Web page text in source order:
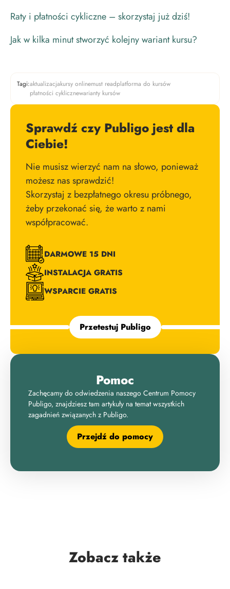
Raty i płatności cykliczne – skorzystaj już dziś!
Jak w kilka minut stworzyć kolejny wariant kursu?
Tagi:aktualizacjakursy onlinemust readplatforma do kursów
płatności cyklicznewarianty kursów
Sprawdź czy Publigo jest dla
Ciebie!
Nie musisz wierzyć nam na słowo, ponieważ
możesz nas sprawdzić!
Skorzystaj z bezpłatnego okresu próbnego,
żeby przekonać się, że warto z nami
współpracować.
DARMOWE 15 DNI
INSTALACJA GRATIS
WSPARCIE GRATIS
Przetestuj Publigo
Pomoc
Zachęcamy do odwiedzenia naszego Centrum Pomocy
Publigo, znajdziesz tam artykuły na temat wszystkich
zagadnień związanych z Publigo.
Przejdź do pomocy
Zobacz także